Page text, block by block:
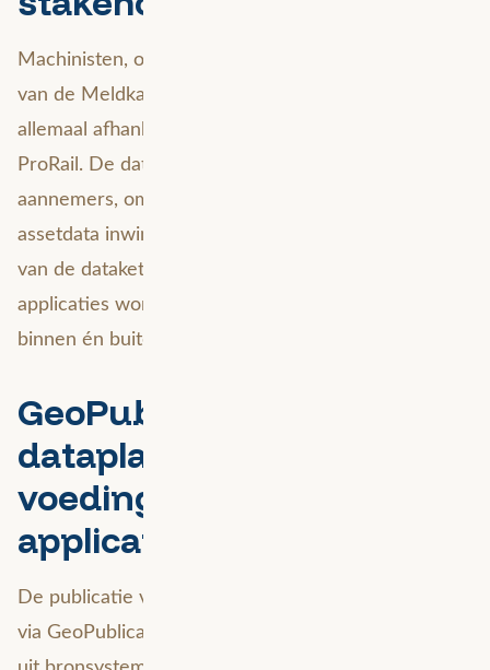
Machinisten, onderhoudsaannemers, medewerkers
van de Meldkamer Spoor; ze zijn in hun werk
allemaal afhankelijk van de informatieproducten van
ProRail. De dataketen van ProRail begint bij externe
aannemers, omdat zij het merendeel van de
assetdata inwinnen. Ook aan het andere uiteinde
van de dataketen zitten veel externe afnemers: veel
applicaties worden in de praktijk intensief gebruikt,
binnen én buiten ProRail.
GeoPublicatie:
dataplatform als
voedingsbodem voor alle
applicaties
De publicatie van data in deze applicaties gebeurt
via GeoPublicatie. Dit publicatieplatform haalt data